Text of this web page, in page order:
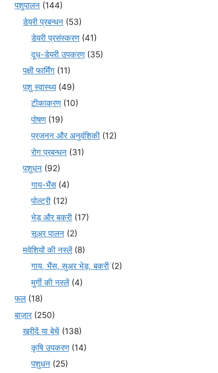
पशुपालन (144)
डेयरी प्रबन्धन (53)
डेयरी प्रसंस्करण(41)
दूध-डेयरी उपकरण(35)
पक्षी फार्मिंग (11)
पशु स्वास्थ्य(49)
टीकाकरण(10)
पोषण(19)
प्रजनन और अनुवंशिकी (12)
रोग प्रबन्धन (31)
पशुधन (92)
गाय-भैंस(4)
पोल्ट्री (12)
भेड़ और बकरी (17)
सूअर पालन (2)
मवेशियों की नस्लें(8)
गाय, भैंस, सुअर भेड़, बकरी (2)
मुर्गी की नस्लें(4)
फल(18)
बाज़ार(250)
खरीदें या बेचें (138)
कृषि उपकरण(14)
पशुधन (25)